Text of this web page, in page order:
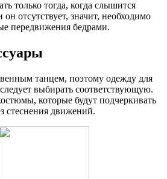
только тогда, когда слышится
отсутствует, значит, необходимо
передвижения бедрами.
танцем, поэтому одежду для
выбирать соответствующую.
которые будут подчеркивать
стеснения движений.